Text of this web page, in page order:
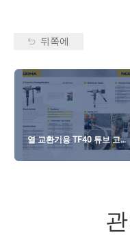
뒤쪽에
열 교환기용 TF40 튜브 고속
페이싱 도구